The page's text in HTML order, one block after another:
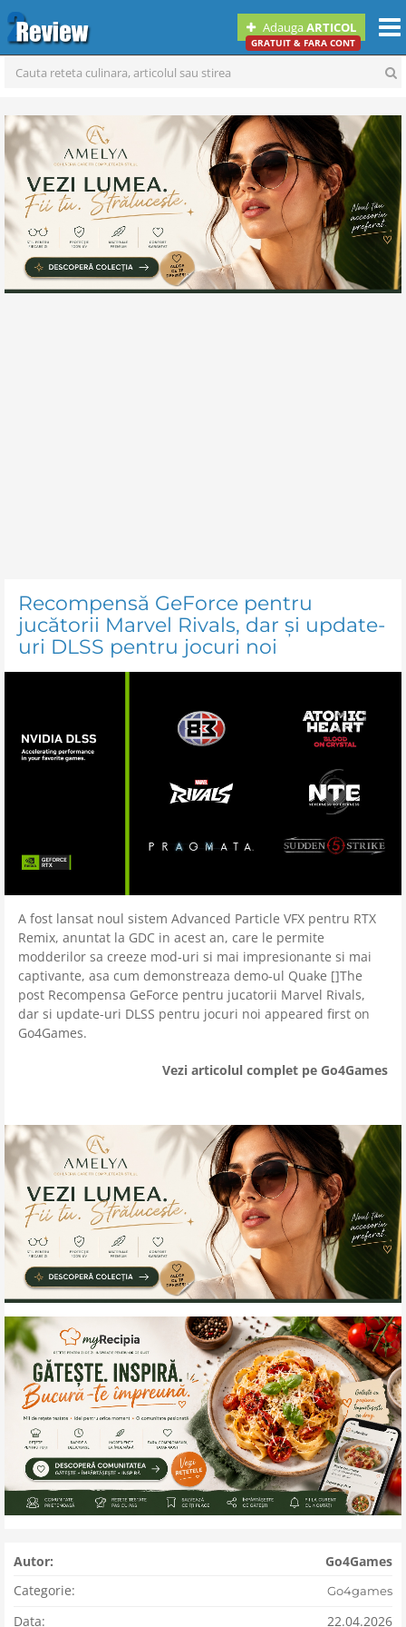
AdaugaARTICOL
GRATUIT & FARA CONT
Recompensă GeForce pentru
jucătorii Marvel Rivals, dar și update-
uri DLSS pentru jocuri noi
A fost lansat noul sistem Advanced Particle VFX pentru RTX
Remix, anuntat la GDC in acest an, care le permite
modderilor sa creeze mod-uri si mai impresionante si mai
captivante, asa cum demonstreaza demo-ul Quake []The
post Recompensa GeForce pentru jucatorii Marvel Rivals,
dar si update-uri DLSS pentru jocuri noi appeared first on
Go4Games.
Vezi articolul complet pe Go4Games
Autor:
Go4Games
Categorie:
Go4games
Data:
22.04.2026